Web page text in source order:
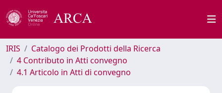
IRIS
Catalogo dei Prodotti della Ricerca
4 Contributo in Atti convegno
4.1 Articolo in Atti di convegno